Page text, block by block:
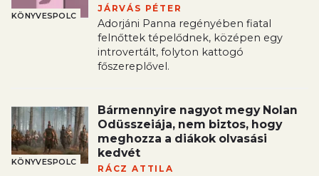
KÖNYVESPOLC
JÁRVÁS PÉTER
Adorjáni Panna regényében fiatal
felnőttek tépelődnek, középen egy
introvertált, folyton kattogó
főszereplővel.
KÖNYVESPOLC
Bármennyire nagyot megy Nolan
Odüsszeiája, nem biztos, hogy
meghozza a diákok olvasási
kedvét
RÁCZ ATTILA